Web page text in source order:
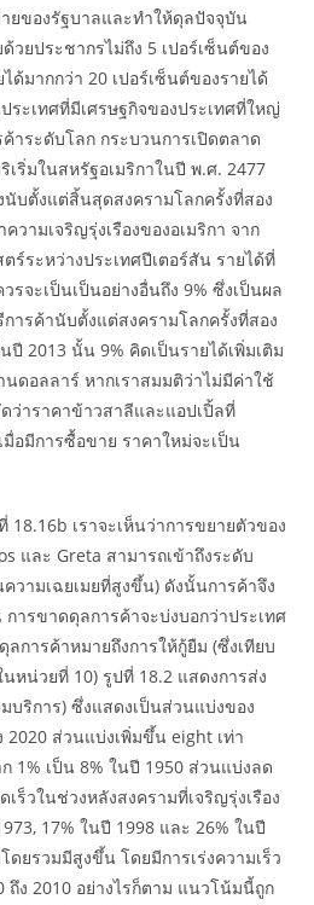
ยของรัฐบาลและทำให้ดุลปัจจุบัน
วยประชากรไม่ถึง 5 เปอร์เซ็นต์ของ
ด้มากกว่า 20 เปอร์เซ็นต์ของรายได้
ระเทศที่มีเศรษฐกิจของประเทศที่ใหญ่
าระดับโลก กระบวนการเปิดตลาด
ริ่มในสหรัฐอเมริกาในปี พ.ศ. 2477
นับตั้งแต่สิ้นสุดสงครามโลกครั้งที่สอง
ามเจริญรุ่งเรืองของอเมริกา จาก
ร์ระหว่างประเทศปีเตอร์สัน รายได้ที่
รจะเป็นเป็นอย่างอื่นถึง 9% ซึ่งเป็นผล
การค้านับตั้งแต่สงครามโลกครั้งที่สอง
ปี 2013 นั้น 9% คิดเป็นรายได้เพิ่มเติม
ดอลลาร์ หากเราสมมติว่าไม่มีค่าใช้
ว่าราคาข้าวสาลีและแอปเปิ้ลที่
อมีการซื้อขาย ราคาใหม่จะเป็น
18.16b เราจะเห็นว่าการขยายตัวของ
และ Greta สามารถเข้าถึงระดับ
วามเฉยเมยที่สูงขึ้น) ดังนั้นการค้าจึง
ารขาดดุลการค้าจะบ่งบอกว่าประเทศ
การค้าหมายถึงการให้กู้ยืม (ซึ่งเทียบ
นหน่วยที่ 10) รูปที่ 18.2 แสดงการส่ง
บริการ) ซึ่งแสดงเป็นส่วนแบ่งของ
2020 ส่วนแบ่งเพิ่มขึ้น eight เท่า
1% เป็น 8% ในปี 1950 ส่วนแบ่งลด
ร็วในช่วงหลังสงครามที่เจริญรุ่งเรือง
17% ในปี 1998 และ 26% ในปี
ยรวมมีสูงขึ้น โดยมีการเร่งความเร็ว
ถึง 2010 อย่างไรก็ตาม แนวโน้มนี้ถูก